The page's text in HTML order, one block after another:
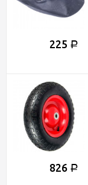
225 Р
826 Р